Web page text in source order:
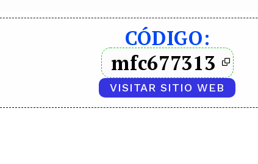
CÓDIGO:
mfc677313
VISITAR SITIO WEB